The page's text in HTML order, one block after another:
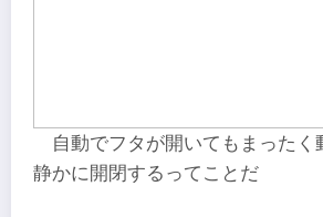
自動でフタが開いてもまった
静かに開閉するってことだ